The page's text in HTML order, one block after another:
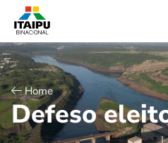
Home
Defeso eleit